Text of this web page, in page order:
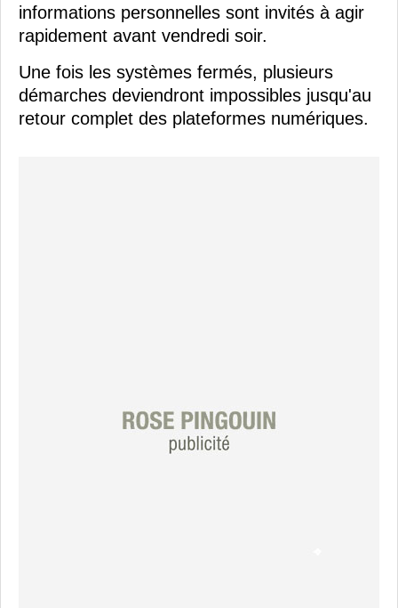
informations personnelles sont invités à agir
rapidement avant vendredi soir.
Une fois les systèmes fermés, plusieurs
démarches deviendront impossibles jusqu'au
retour complet des plateformes numériques.